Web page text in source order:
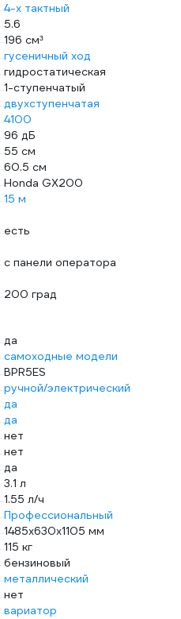
4-х тактный
5.6
196 см³
гусеничный ход
гидростатическая
1-ступенчатый
двухступенчатая
4100
96 дБ
55 см
60.5 см
Honda GX200
15 м
есть
с панели оператора
200 град
да
самоходные модели
BPR5ES
ручной/электрический
да
да
нет
нет
да
3.1 л
1.55 л/ч
Профессиональный
1485х630х1105 мм
115 кг
бензиновый
металлический
нет
вариатор